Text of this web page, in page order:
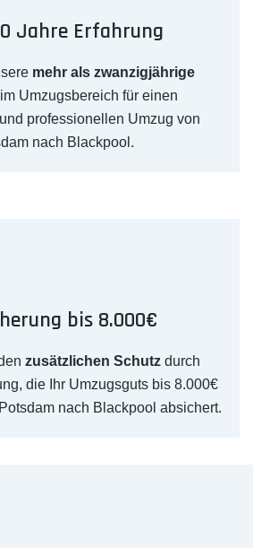
Jahre Erfahrung
mehr als zwanzigjährige
im Umzugsbereich für einen
professionellen Umzug von
nach Blackpool.
bis 8.000€
zusätzlichen Schutz durch
die Ihr Umzugsguts bis 8.000€
nach Blackpool absichert.